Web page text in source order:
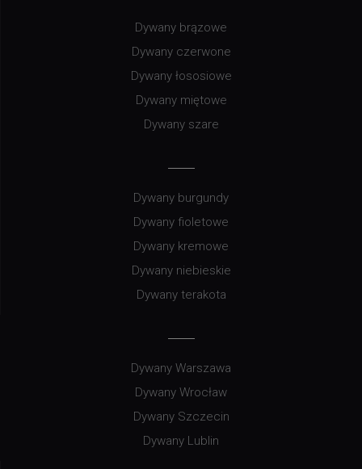
Dywany brązowe
Dywany czerwone
Dywany łososiowe
Dywany miętowe
Dywany szare
Dywany burgundy
Dywany fioletowe
Dywany kremowe
Dywany niebieskie
Dywany terakota
Dywany Warszawa
Dywany Wrocław
Dywany Szczecin
Dywany Lublin